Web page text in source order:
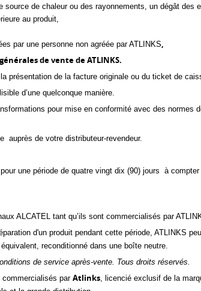
de chaleur ou des rayonnements, un dégât des
au produit,
par une personne non agréée par ATLINKS,
de vente de ATLINKS.
présentation de la facture originale ou du ticket de
d’une quelconque manière.
pour mise en conformité avec des
auprès de votre distributeur-revendeur.
une période de quatre vingt dix (90) jours à
ALCATEL tant qu’ils sont commercialisés par
d'un produit pendant cette période, ATLINKS
reconditionné dans une boîte neutre.
de service après-vente. Tous droits réservés.
commercialisés par Atlinks, licencié exclusif de la